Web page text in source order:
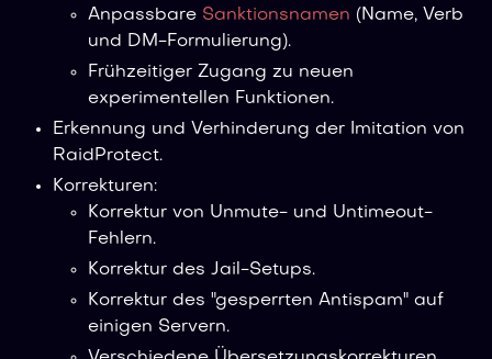
Anpassbare Sanktionsnamen (Name, Verb
und DM-Formulierung).
Frühzeitiger Zugang zu neuen
experimentellen Funktionen.
Erkennung und Verhinderung der Imitation von
RaidProtect.
Korrekturen:
Korrektur von Unmute- und Untimeout-
Fehlern.
Korrektur des Jail-Setups.
Korrektur des "gesperrten Antispam" auf
einigen Servern.